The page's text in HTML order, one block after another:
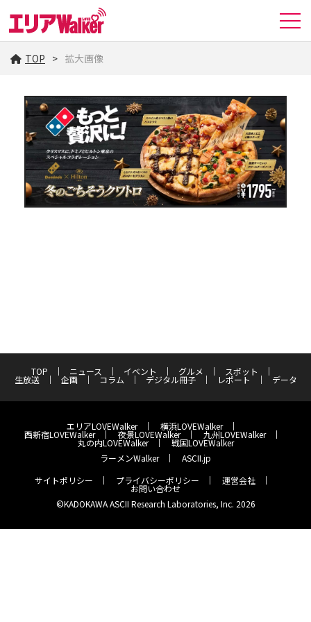
TOP 拡大画像
TOP ニュース イベント グルメ スポット
生放送 企画 コラム デジタル冊子 レポート データ
エリアLOVEWalker 横浜LOVEWalker
西新宿LOVEWalker 夜景LOVEWalker 九州LOVEWalker
丸の内LOVEWalker
戦国LOVEWalker
ラーメンWalker
ASCII.jp
サイトポリシー
プライバシーポリシー 運営会社
お問い合わせ
©KADOKAWA ASCII Research Laboratories, Inc. 2026